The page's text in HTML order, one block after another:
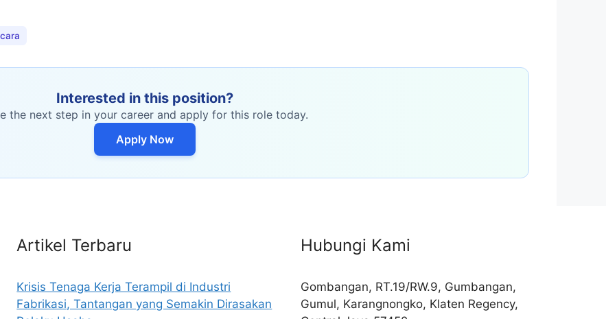
Interested in this position?
the next step in your career and apply for this role today.
Apply Now
Artikel Terbaru
Krisis Tenaga Kerja Terampil di Industri
Fabrikasi, Tantangan yang Semakin Dirasakan
Hubungi Kami
Gombangan, RT.19/RW.9, Gumbangan,
Gumul, Karangnongko, Klaten Regency,